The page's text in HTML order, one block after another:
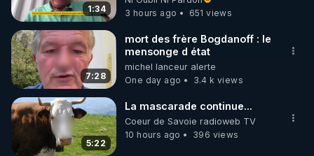
https://twitter.com/bestofcomputer
https://www.facebook.com/bestofcomputer
https://rumble.com/bestofcomputer
1:34
France
3 hours ago
651 views
7:28
mort des frère Bogdanoff : le
mensonge d état
michel lanceur alerte
One day ago
3.4 k views
5:22
La mascarade continue...
Coeur de Savoie radioweb TV
10 hours ago
396 views